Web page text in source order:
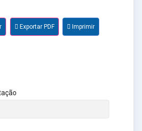
Exportar PDF Imprimir